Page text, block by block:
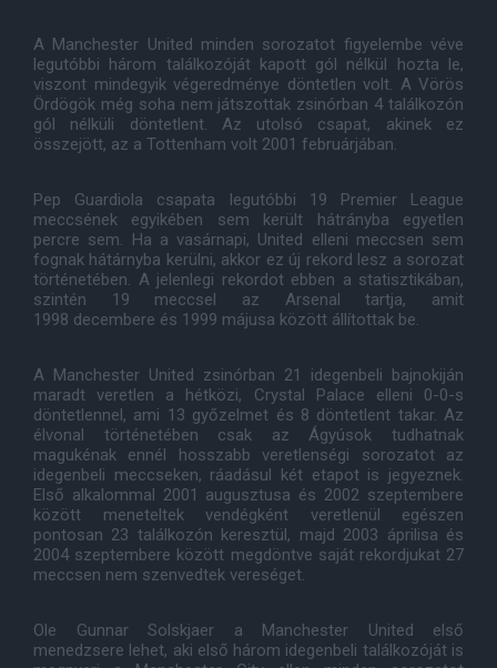
A Manchester United minden sorozatot figyelembe véve
legutóbbi három találkozóját kapott gól nélkül hozta le,
viszont mindegyik végeredménye döntetlen volt. A Vörös
Ördögök még soha nem játszottak zsinórban 4 találkozón
gól nélküli döntetlent. Az utolsó csapat, akinek ez
összejött, az a Tottenham volt 2001 februárjában.
Pep Guardiola csapata legutóbbi 19 Premier League
meccsének egyikében sem került hátrányba egyetlen
percre sem. Ha a vasárnapi, United elleni meccsen sem
fognak hátárnyba kerülni, akkor ez új rekord lesz a sorozat
történetében. A jelenlegi rekordot ebben a statisztikában,
szintén 19 meccsel az Arsenal tartja, amit
1998 decembere és 1999 májusa között állítottak be.
A Manchester United zsinórban 21 idegenbeli bajnokiján
maradt veretlen a hétközi, Crystal Palace elleni 0-0-s
döntetlennel, ami 13 győzelmet és 8 döntetlent takar. Az
élvonal történetében csak az Ágyúsok tudhatnak
magukénak ennél hosszabb veretlenségi sorozatot az
idegenbeli meccseken, ráadásul két etapot is jegyeznek.
Első alkalommal 2001 augusztusa és 2002 szeptembere
között meneteltek vendégként veretlenül egészen
pontosan 23 találkozón keresztül, majd 2003 áprilisa és
2004 szeptembere között megdöntve saját rekordjukat 27
meccsen nem szenvedtek vereséget.
Ole Gunnar Solskjaer a Manchester United első
menedzsere lehet, aki első három idegenbeli találkozóját is